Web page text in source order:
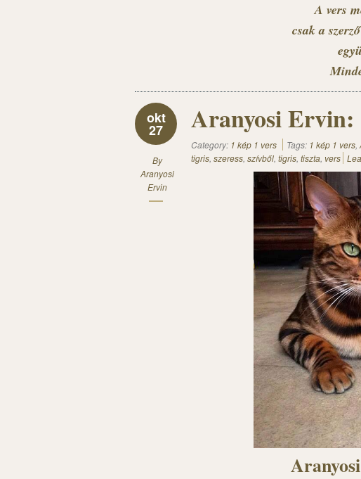
A vers
csak a
okt
27
By
Aranyosi
Ervin
Aranyosi
Category: 1 kép 1 vers Tags: 1 kép 1 vers,
tigris, szeress, szívből, tigris, tiszta, vers